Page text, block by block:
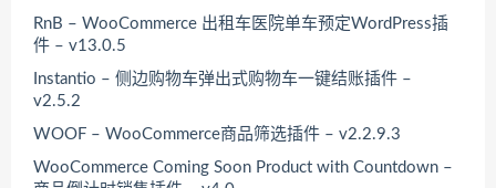
RnB – WooCommerce 出租车医院单车预定WordPress插
件 – v13.0.5
Instantio – 侧边购物车弹出式购物车一键结账插件 –
v2.5.2
WOOF – WooCommerce商品筛选插件 – v2.2.9.3
WooCommerce Coming Soon Product with Countdown –